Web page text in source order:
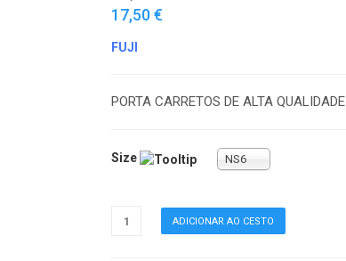
17,50 €
FUJI
PORTA CARRETOS DE ALTA QUALIDADE
Size NS6